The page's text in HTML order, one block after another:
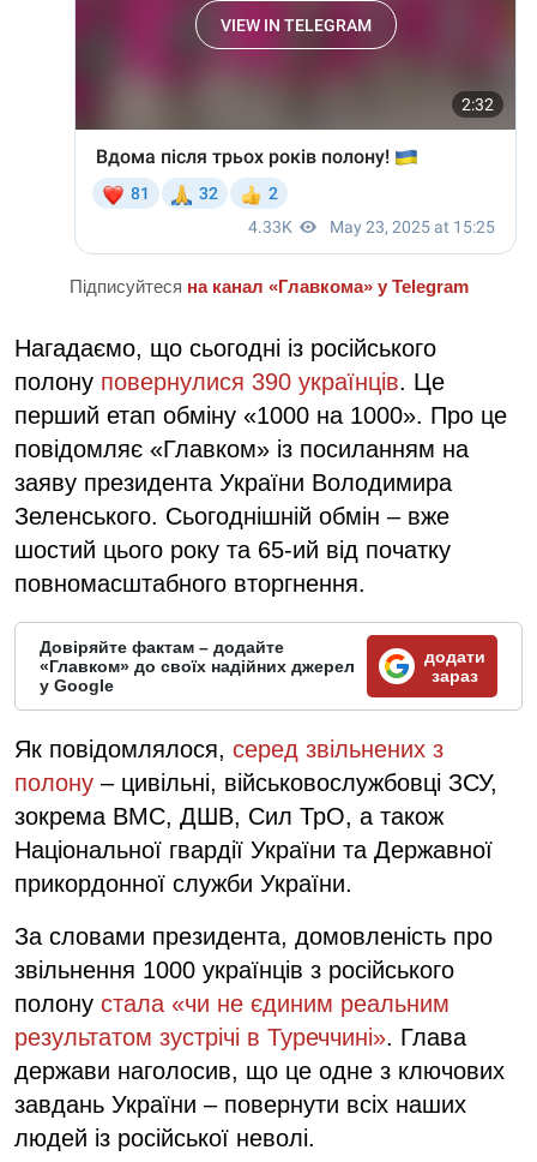
Підписуйтеся на канал «Главкома» у Telegram
Нагадаємо, що сьогодні із російського
полону повернулися 390 українців. Це
перший етап обміну «1000 на 1000». Про це
повідомляє «Главком» із посиланням на
заяву президента України Володимира
Зеленського. Сьогоднішній обмін – вже
шостий цього року та 65-ий від початку
повномасштабного вторгнення.
Довіряйте фактам – додайте
«Главком» до своїх надійних джерел
у Google
додати
зараз
Як повідомлялося, серед звільнених з
полону – цивільні, військовослужбовці ЗСУ,
зокрема ВМС, ДШВ, Сил ТрО, а також
Національної гвардії України та Державної
прикордонної служби України.
За словами президента, домовленість про
звільнення 1000 українців з російського
полону стала «чи не єдиним реальним
результатом зустрічі в Туреччині». Глава
держави наголосив, що це одне з ключових
завдань України – повернути всіх наших
людей із російської неволі.